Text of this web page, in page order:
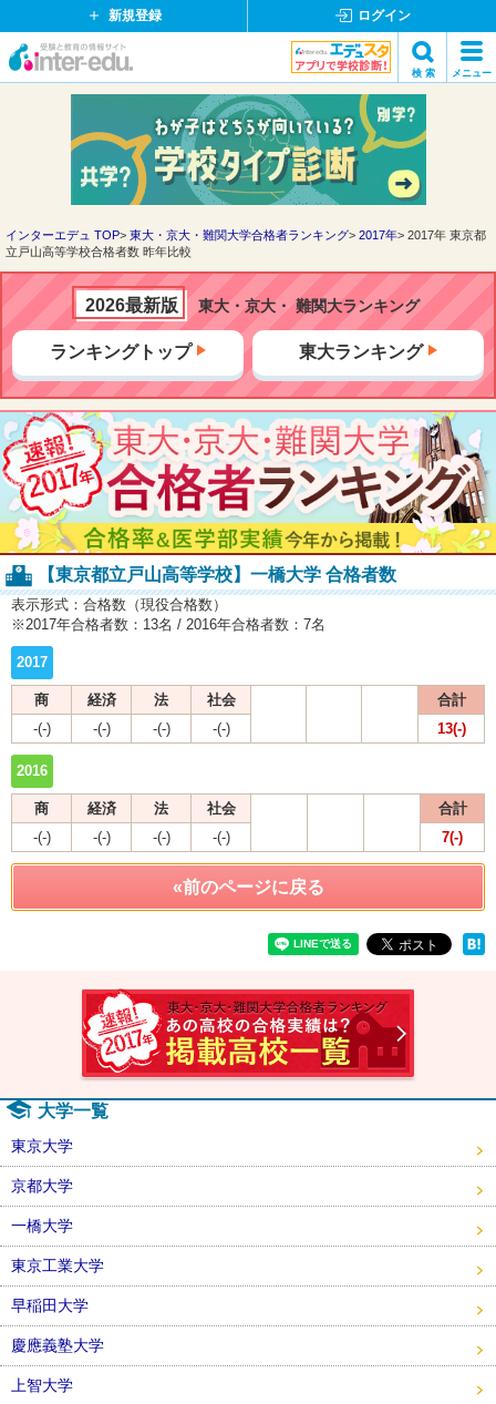
新規登録 ログイン
イ
ド
ッ
ト
検 索 メニュー
検索
インターエデュ TOP 東大・京大・難関大学合格者ランキング 2017年
2017年 東京都
立戸山高等学校合格者数 昨年比較
2026最新版 東大・京大・ 難関大ランキング
ランキングトップ 東大ランキング
【東京都立戸山高等学校】一橋大学 合格者数
表示形式：合格数（現役合格数）
※2017年合格者数：13名 / 2016年合格者数：7名
2017
商 経済 法 社会
合計
-(-)
-(-) -(-) -(-) 13(-)
2016
商 経済 法 社会
合計
-(-)
-(-) -(-) -(-) 7(-)
«前のページに戻る
大学一覧
東京大学
京都大学
一橋大学
東京工業大学
早稲田大学
慶應義塾大学
上智大学